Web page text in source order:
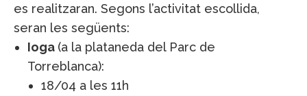
es realitzaran. Segons l’activitat escollida,
seran les següents:
Ioga (a la plataneda del Parc de
Torreblanca):
18/04 a les 11h